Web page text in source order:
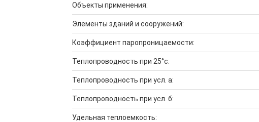
Объекты применения:
Элементы зданий и сооружений:
Коэффициент паропроницаемости:
Теплопроводность при 25°с:
Теплопроводность при усл. а:
Теплопроводность при усл. б:
Удельная теплоемкость: